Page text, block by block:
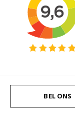
BEL ONS